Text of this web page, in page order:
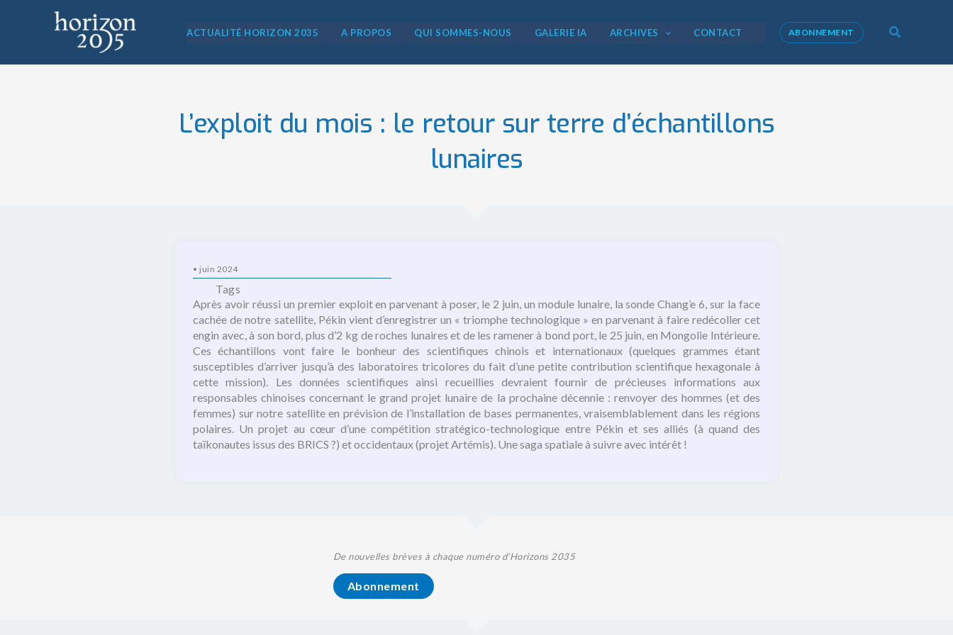
ACTUALITÉ HORIZON 2035 A PROPOS QUI SOMMES-NOUS GALERIE IA ARCHIVES CONTACT ABONNEMENT
L’exploit du mois : le retour sur terre d’échantillons
lunaires
• juin 2024
Tags
Après avoir réussi un premier exploit en parvenant à poser, le 2 juin, un module lunaire, la sonde Chang’e 6, sur la face
cachée de notre satellite, Pékin vient d’enregistrer un « triomphe technologique » en parvenant à faire redécoller cet
engin avec, à son bord, plus d’2 kg de roches lunaires et de les ramener à bond port, le 25 juin, en Mongolie Intérieure.
Ces échantillons vont faire le bonheur des scientifiques chinois et internationaux (quelques grammes étant
susceptibles d’arriver jusqu’à des laboratoires tricolores du fait d’une petite contribution scientifique hexagonale à
cette mission). Les données scientifiques ainsi recueillies devraient fournir de précieuses informations aux
responsables chinoises concernant le grand projet lunaire de la prochaine décennie : renvoyer des hommes (et des
femmes) sur notre satellite en prévision de l’installation de bases permanentes, vraisemblablement dans les régions
polaires. Un projet au cœur d’une compétition stratégico-technologique entre Pékin et ses alliés (à quand des
taïkonautes issus des BRICS ?) et occidentaux (projet Artémis). Une saga spatiale à suivre avec intérêt !
De nouvelles brèves à chaque numéro d’Horizons 2035
Abonnement